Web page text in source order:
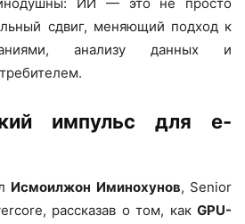
сдвиг, меняющий подход к
анализу данных и
импульс для e-
Исмоилжон Иминохунов, Senior
рассказав о том, как GPU-